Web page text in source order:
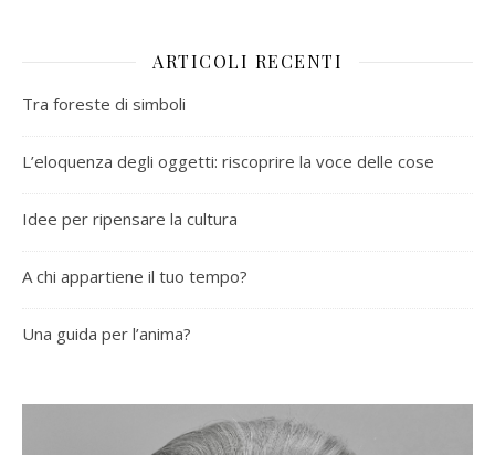
ARTICOLI RECENTI
Tra foreste di simboli
L’eloquenza degli oggetti: riscoprire la voce delle cose
Idee per ripensare la cultura
A chi appartiene il tuo tempo?
Una guida per l’anima?